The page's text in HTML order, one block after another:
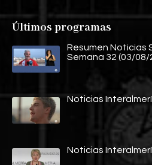
Últimos programas
Resumen Noticias
Semana 32 (03/08/
Noticias
Noticias